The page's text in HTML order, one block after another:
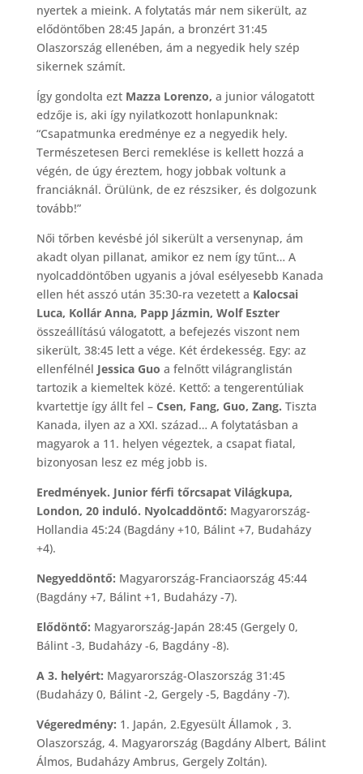
nyertek a mieink. A folytatás már nem sikerült, az
elődöntőben 28:45 Japán, a bronzért 31:45
Olaszország ellenében, ám a negyedik hely szép
sikernek számít.
Így gondolta ezt Mazza Lorenzo, a junior válogatott
edzője is, aki így nyilatkozott honlapunknak:
“Csapatmunka eredménye ez a negyedik hely.
Természetesen Berci remeklése is kellett hozzá a
végén, de úgy éreztem, hogy jobbak voltunk a
franciáknál. Örülünk, de ez részsiker, és dolgozunk
tovább!”
Női tőrben kevésbé jól sikerült a versenynap, ám
akadt olyan pillanat, amikor ez nem így tűnt… A
nyolcaddöntőben ugyanis a jóval esélyesebb Kanada
ellen hét asszó után 35:30-ra vezetett a Kalocsai
Luca, Kollár Anna, Papp Jázmin, Wolf Eszter
összeállítású válogatott, a befejezés viszont nem
sikerült, 38:45 lett a vége. Két érdekesség. Egy: az
ellenfélnél Jessica Guo a felnőtt világranglistán
tartozik a kiemeltek közé. Kettő: a tengerentúliak
kvartettje így állt fel – Csen, Fang, Guo, Zang. Tiszta
Kanada, ilyen az a XXI. század… A folytatásban a
magyarok a 11. helyen végeztek, a csapat fiatal,
bizonyosan lesz ez még jobb is.
Eredmények. Junior férfi tőrcsapat Világkupa,
London, 20 induló. Nyolcaddöntő: Magyarország-
Hollandia 45:24 (Bagdány +10, Bálint +7, Budaházy
+4).
Negyeddöntő: Magyarország-Franciaország 45:44
(Bagdány +7, Bálint +1, Budaházy -7).
Elődöntő: Magyarország-Japán 28:45 (Gergely 0,
Bálint -3, Budaházy -6, Bagdány -8).
A 3. helyért: Magyarország-Olaszország 31:45
(Budaházy 0, Bálint -2, Gergely -5, Bagdány -7).
Végeredmény: 1. Japán, 2.Egyesült Államok , 3.
Olaszország, 4. Magyarország (Bagdány Albert, Bálint
Álmos, Budaházy Ambrus, Gergely Zoltán).